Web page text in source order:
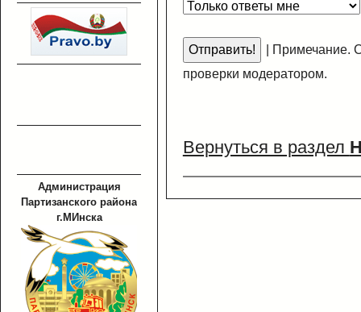
Администрация
Партизанского района
г.МИнска
Примечание.
проверки модератором.
Вернуться в раздел